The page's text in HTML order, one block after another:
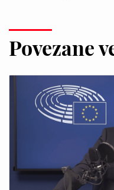
Povezane